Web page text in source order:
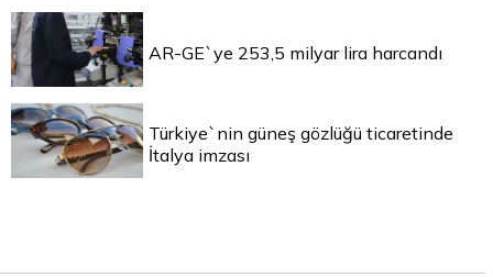
AR-GE`ye 253,5 milyar lira harcandı
Türkiye`nin güneş gözlüğü ticaretinde
İtalya imzası